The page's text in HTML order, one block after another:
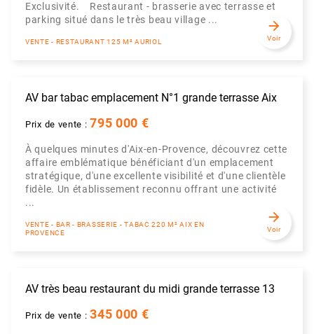
Exclusivité. Restaurant - brasserie avec terrasse et
parking situé dans le très beau village ...
VENTE - RESTAURANT 125 M² AURIOL
arrow_forward
Voir
AV bar tabac emplacement N°1 grande terrasse Aix
Prix de vente : 795 000 €
À quelques minutes d'Aix-en-Provence, découvrez cette
affaire emblématique bénéficiant d'un emplacement
stratégique, d'une excellente visibilité et d'une clientèle
fidèle. Un établissement reconnu offrant une activité
...
VENTE - BAR - BRASSERIE - TABAC 220 M² AIX EN
PROVENCE
arrow_forward
Voir
AV très beau restaurant du midi grande terrasse 13
Prix de vente :345 000 €